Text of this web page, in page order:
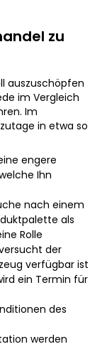
zu
auszuschöpfen
im Vergleich
Im
in etwa so
engere
Ihn
nach einem
als
Rolle
der
verfügbar ist
ein Termin für
des
werden